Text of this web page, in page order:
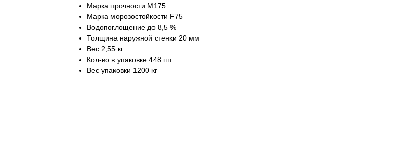
Марка прочности М175
Марка морозостойкости F75
Водопоглощение до 8,5 %
Толщина наружной стенки 20 мм
Вес 2,55 кг
Кол-во в упаковке 448 шт
Вес упаковки 1200 кг